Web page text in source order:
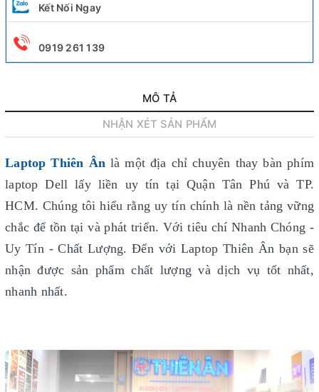
Kết Nối Ngay
0919 261 139
MÔ TẢ
NHẬN XÉT SẢN PHẨM
Laptop Thiên Ân là một địa chỉ chuyên thay bàn phím
laptop Dell lấy liền uy tín tại Quận Tân Phú và TP.
HCM. Chúng tôi hiểu rằng uy tín chính là nền tảng vững
chắc để tồn tại và phát triển. Với tiêu chí Nhanh Chóng -
Uy Tín - Chất Lượng. Đến với Laptop Thiên Ân bạn sẽ
nhận được sản phẩm chất lượng và dịch vụ tốt nhất,
nhanh nhất.